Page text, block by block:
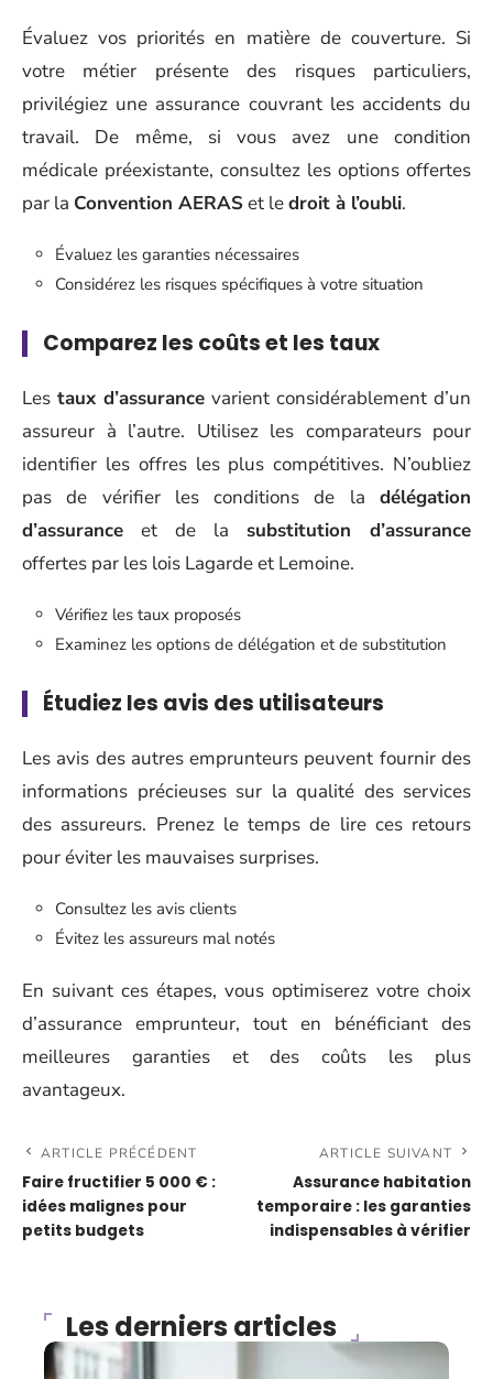
Évaluez vos priorités en matière de couverture. Si
votre métier présente des risques particuliers,
privilégiez une assurance couvrant les accidents du
travail. De même, si vous avez une condition
médicale préexistante, consultez les options offertes
par la Convention AERASet ledroit à l’oubli.
Évaluez les garanties nécessaires
Considérez les risques spécifiques à votre situation
Comparez les coûts et les taux
Les taux d’assurance varient considérablement d’un
assureur à l’autre. Utilisez les comparateurs pour
identifier les offres les plus compétitives. N’oubliez
pas de vérifier les conditions de la délégation
d’assurance et de la substitution d’assurance
offertes par les lois Lagarde et Lemoine.
Vérifiez les taux proposés
Examinez les options de délégation et de substitution
Étudiez les avis des utilisateurs
Les avis des autres emprunteurs peuvent fournir des
informations précieuses sur la qualité des services
des assureurs. Prenez le temps de lire ces retours
pour éviter les mauvaises surprises.
Consultez les avis clients
Évitez les assureurs mal notés
En suivant ces étapes, vous optimiserez votre choix
d’assurance emprunteur, tout en bénéficiant des
meilleures garanties et des coûts les plus
avantageux.
ARTICLE PRÉCÉDENT
Faire fructifier 5 000 € :
idées malignes pour
petits budgets
ARTICLE SUIVANT
Assurance habitation
temporaire : les garanties
indispensables à vérifier
Les derniers articles